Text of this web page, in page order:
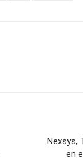
Nexsys,
en